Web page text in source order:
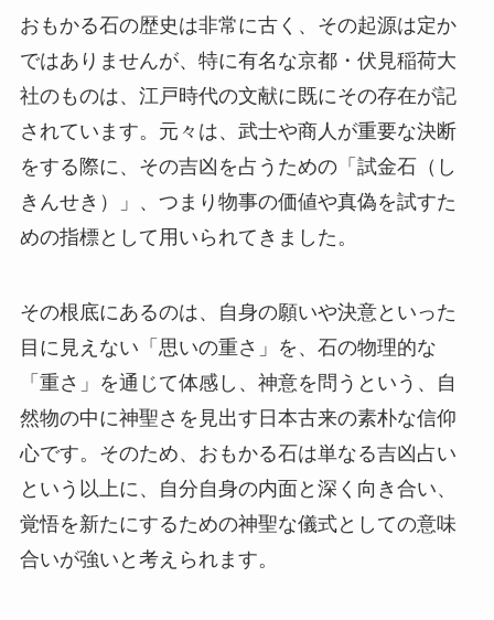
おもかる石の歴史は非常に古く、その起源は定か
ではありませんが、特に有名な京都・伏見稲荷大
社のものは、江戸時代の文献に既にその存在が記
されています。元々は、武士や商人が重要な決断
をする際に、その吉凶を占うための「試金石（し
きんせき）」、つまり物事の価値や真偽を試すた
めの指標として用いられてきました。
その根底にあるのは、自身の願いや決意といった
目に見えない「思いの重さ」を、石の物理的な
「重さ」を通じて体感し、神意を問うという、自
然物の中に神聖さを見出す日本古来の素朴な信仰
心です。そのため、おもかる石は単なる吉凶占い
という以上に、自分自身の内面と深く向き合い、
覚悟を新たにするための神聖な儀式としての意味
合いが強いと考えられます。